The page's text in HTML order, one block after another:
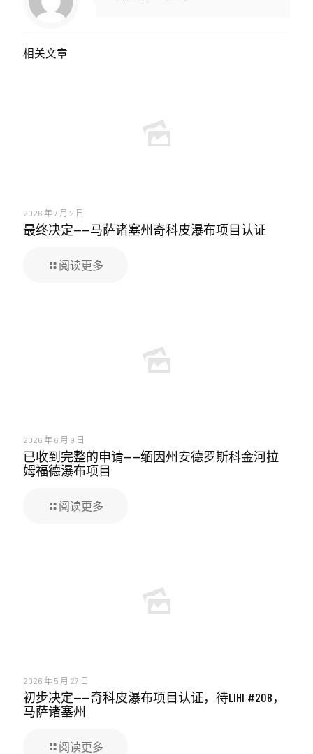
相关文章
2026 年 7 月 2 日
最终决定——马萨诸塞州奇科皮瀑布项目认证
阅读更多
2026 年 6 月 9 日
已收到完整的申请——缅因州安德罗斯科金河拉
姆福德瀑布项目
阅读更多
2026 年 5 月 27 日
初步决定——奇科皮瀑布项目认证，待LIHI #208，
马萨诸塞州
阅读更多